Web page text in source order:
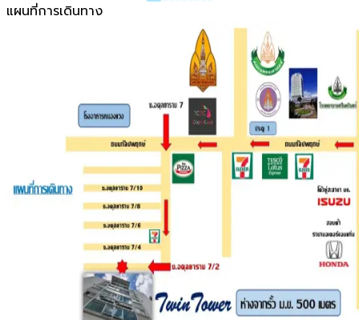
แผนที่การเดินทาง